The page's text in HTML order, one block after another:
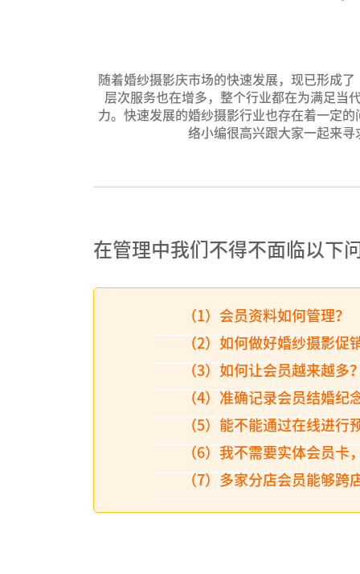
随着婚纱摄影庆市场的快速发展，现已形
层次服务也在增多，整个行业都在为满足当
力。快速发展的婚纱摄影行业也存在着一定
络小编很高兴跟大家一起来
在管理中我们不得不面临以下
（1）会员资料如何管理？
（2）如何做好婚纱摄影促
（3）如何让会员越来越多
（4）准确记录会员结婚纪
（5）能不能通过在线进行
（6）我不需要实体会员卡
（7）多家分店会员能够跨